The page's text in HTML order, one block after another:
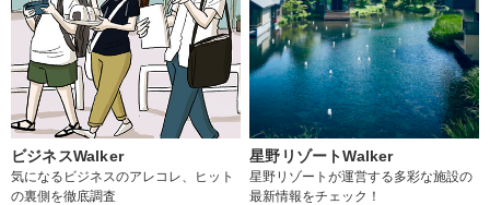
ビジネスWalker
気になるビジネスのアレコレ、ヒット
の裏側を徹底調査
星野リゾートWalker
星野リゾートが運営する多彩な施設の
最新情報をチェック！